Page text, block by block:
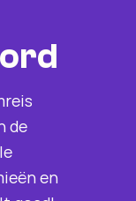
de
en